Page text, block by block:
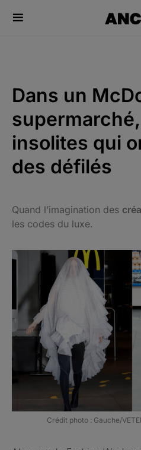
Dans un
insolites qui
des défilés
Quand l’imagination des
les codes du luxe.
Crédit photo : Gauche/